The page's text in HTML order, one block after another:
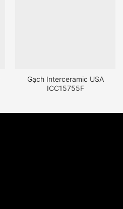
Gạch Interceramic USA
ICC15755F